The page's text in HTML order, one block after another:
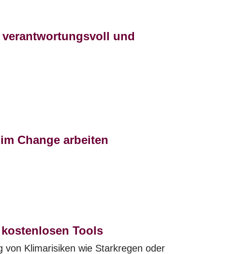
und
Change arbeiten
Tools
von Klimarisiken wie Starkregen oder